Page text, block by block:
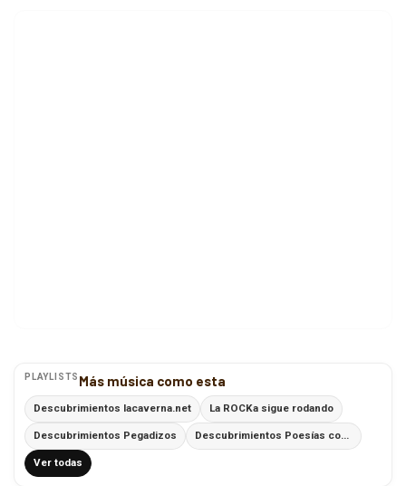
PLAYLISTS Más música como esta
Descubrimientos lacaverna.net La ROCKa sigue rodando
Descubrimientos Pegadizos Descubrimientos Poesías con Ritmo
Ver todas